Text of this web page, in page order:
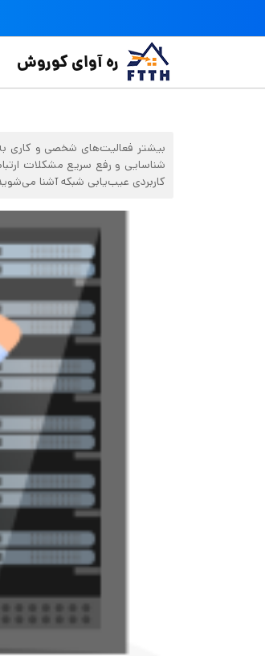
ره آوای کوروش
بیشتر فعالیت‌های شخصی و کاری
شناسایی و رفع سریع مشکلات
کاربردی عیب‌یابی شبکه آشنا